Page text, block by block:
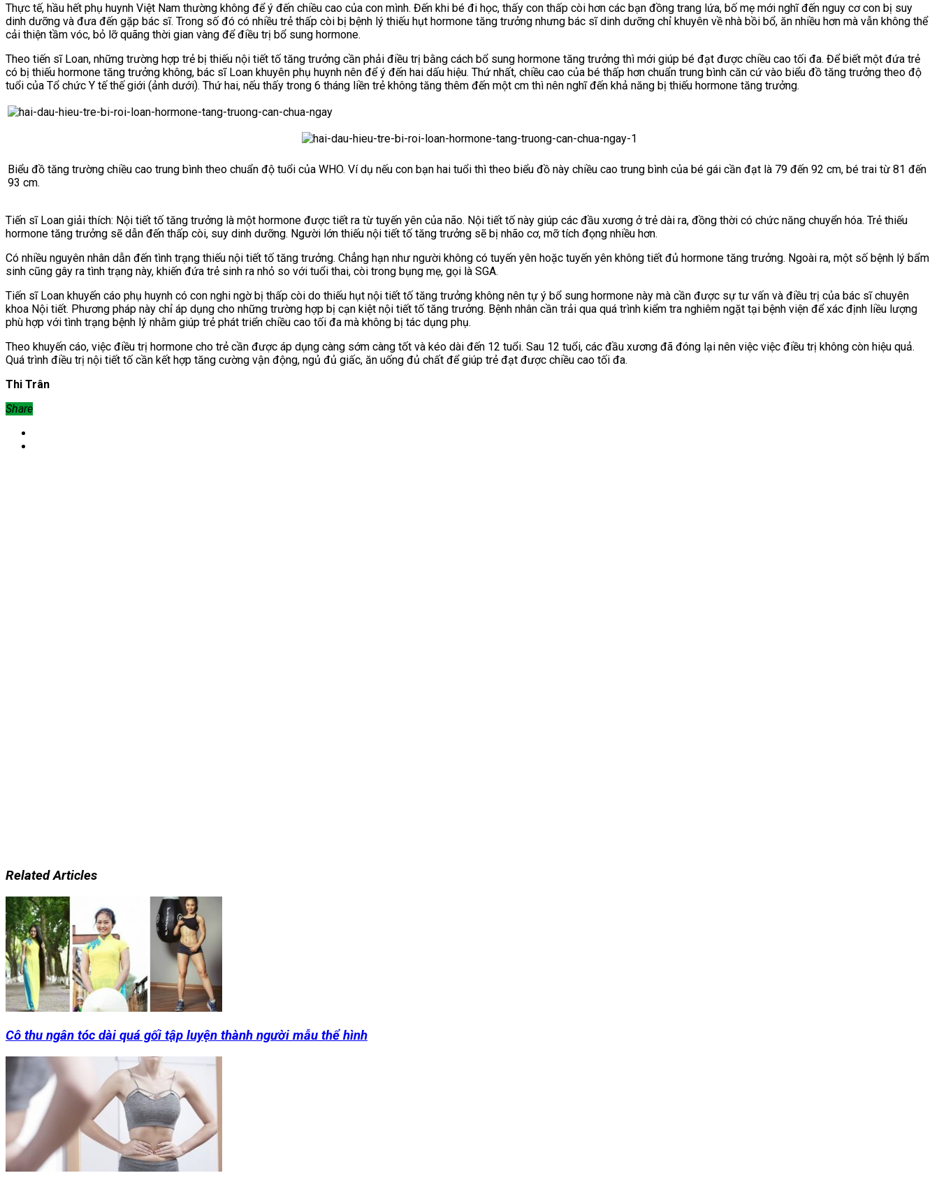
Thực tế, hầu hết phụ huynh Việt Nam thường không để ý đến chiều cao của con mình. Đến khi bé đi học, thấy con thấp còi hơn các bạn đồng trang lứa, bố mẹ mới nghĩ đến nguy cơ con bị suy
dinh dưỡng và đưa đến gặp bác sĩ. Trong số đó có nhiều trẻ thấp còi bị bệnh lý thiếu hụt hormone tăng trưởng nhưng bác sĩ dinh dưỡng chỉ khuyên về nhà bồi bổ, ăn nhiều hơn mà vẫn không thể
cải thiện tầm vóc, bỏ lỡ quãng thời gian vàng để điều trị bổ sung hormone.
Theo tiến sĩ Loan, những trường hợp trẻ bị thiếu nội tiết tố tăng trưởng cần phải điều trị bằng cách bổ sung hormone tăng trưởng thì mới giúp bé đạt được chiều cao tối đa. Để biết một đứa trẻ
có bị thiếu hormone tăng trưởng không, bác sĩ Loan khuyên phụ huynh nên để ý đến hai dấu hiệu. Thứ nhất, chiều cao của bé thấp hơn chuẩn trung bình căn cứ vào biểu đồ tăng trưởng theo độ
tuổi của Tổ chức Y tế thế giới (ảnh dưới). Thứ hai, nếu thấy trong 6 tháng liền trẻ không tăng thêm đến một cm thì nên nghĩ đến khả năng bị thiếu hormone tăng trưởng.
Biểu đồ tăng trường chiều cao trung bình theo chuẩn độ tuổi của WHO. Ví dụ nếu con bạn hai tuổi thì theo biểu đồ này chiều cao trung bình của bé gái cần đạt là 79 đến 92 cm, bé trai từ 81 đến
93 cm.
Tiến sĩ Loan giải thích: Nội tiết tố tăng trưởng là một hormone được tiết ra từ tuyến yên của não. Nội tiết tố này giúp các đầu xương ở trẻ dài ra, đồng thời có chức năng chuyển hóa. Trẻ thiếu
hormone tăng trưởng sẽ dẫn đến thấp còi, suy dinh dưỡng. Người lớn thiếu nội tiết tố tăng trưởng sẽ bị nhão cơ, mỡ tích đọng nhiều hơn.
Có nhiều nguyên nhân dẫn đến tình trạng thiếu nội tiết tố tăng trưởng. Chẳng hạn như người không có tuyến yên hoặc tuyến yên không tiết đủ hormone tăng trưởng. Ngoài ra, một số bệnh lý bẩm
sinh cũng gây ra tình trạng này, khiến đứa trẻ sinh ra nhỏ so với tuổi thai, còi trong bụng mẹ, gọi là SGA.
Tiến sĩ Loan khuyến cáo phụ huynh có con nghi ngờ bị thấp còi do thiếu hụt nội tiết tố tăng trưởng không nên tự ý bổ sung hormone này mà cần được sự tư vấn và điều trị của bác sĩ chuyên
khoa Nội tiết. Phương pháp này chỉ áp dụng cho những trường hợp bị cạn kiệt nội tiết tố tăng trưởng. Bệnh nhân cần trải qua quá trình kiểm tra nghiêm ngặt tại bệnh viện để xác định liều lượng
phù hợp với tình trạng bệnh lý nhằm giúp trẻ phát triển chiều cao tối đa mà không bị tác dụng phụ.
Theo khuyến cáo, việc điều trị hormone cho trẻ cần được áp dụng càng sớm càng tốt và kéo dài đến 12 tuổi. Sau 12 tuổi, các đầu xương đã đóng lại nên việc việc điều trị không còn hiệu quả.
Quá trình điều trị nội tiết tố cần kết hợp tăng cường vận động, ngủ đủ giấc, ăn uống đủ chất để giúp trẻ đạt được chiều cao tối đa.
Thi Trân
Share
Related Articles
Cô thu ngân tóc dài quá gối tập luyện thành người mẫu thể hình